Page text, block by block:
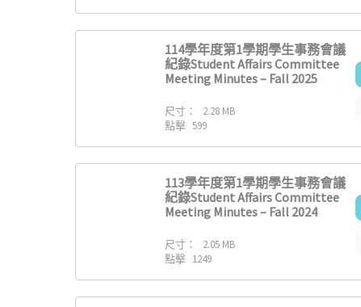
114學年度第1學期學生事務會議
紀錄Student Affairs Committee
Meeting Minutes – Fall 2025
尺寸：
2.28 MB
點擊 599
113學年度第1學期學生事務會議
紀錄Student Affairs Committee
Meeting Minutes – Fall 2024
尺寸：
2.05 MB
點擊 1249